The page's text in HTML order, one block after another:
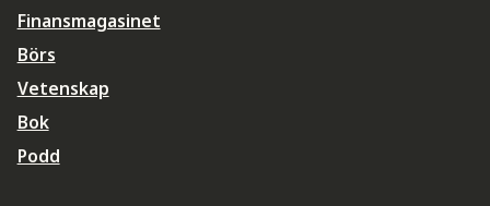
Finansmagasinet
Börs
Vetenskap
Bok
Podd